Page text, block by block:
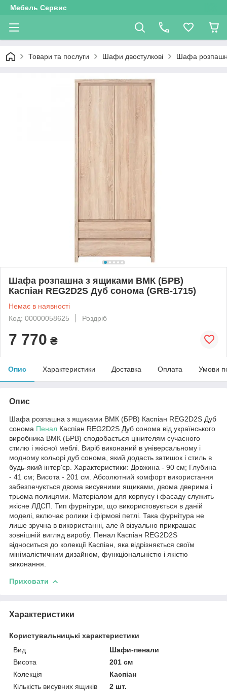
Мебель Сервис
Товари та послуги Шафи двостулкові Шафа
Шафа розпашна з ящиками ВМК (БРВ)
Каспіан REG2D2S Дуб сонома (GRB-1715)
Немає в наявності
Код: 00000058625
Роздріб
7 770 ₴
Опис Характеристики Доставка Оплата Умови
Опис
Шафа розпашна з ящиками ВМК (БРВ) Каспіан REG2D2S Дуб
сонома Пенал Каспіан REG2D2S Дуб сонома від українського
виробника ВМК (БРВ) сподобається цінителям сучасного
стилю і якісної меблі. Виріб виконаний в універсальному і
модному кольорі дуб сонома, який додасть затишок і стиль в
будь-який інтер'єр. Характеристики: Довжина - 90 см; Глубина
- 41 см; Висота - 201 см. Абсолютний комфорт використання
забезпечується двома висувними ящиками, двома дверима і
трьома полицями. Матеріалом для корпусу і фасаду служить
якісне ЛДСП. Тип фурнітури, що використовується в даній
моделі, включає ролики і фірмові петлі. Така фурнітура не
лише зручна в використанні, але й візуально прикрашає
зовнішній вигляд виробу. Пенал Каспіан REG2D2S
відноситься до колекції Каспіан, яка відрізняється своїм
мінімалістичним дизайном, функціональністю і якістю
виконання.
Приховати
Характеристики
Користувальницькі характеристики
Вид
Шафи-пенали
Висота
201 см
Колекція
Каспіан
Кількість висувних ящиків
2 шт.